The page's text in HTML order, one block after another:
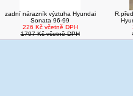
zadní nárazník výztuha Hyundai
Sonata 96-99
226 Kč včetně DPH
1797 Kč včetně DPH